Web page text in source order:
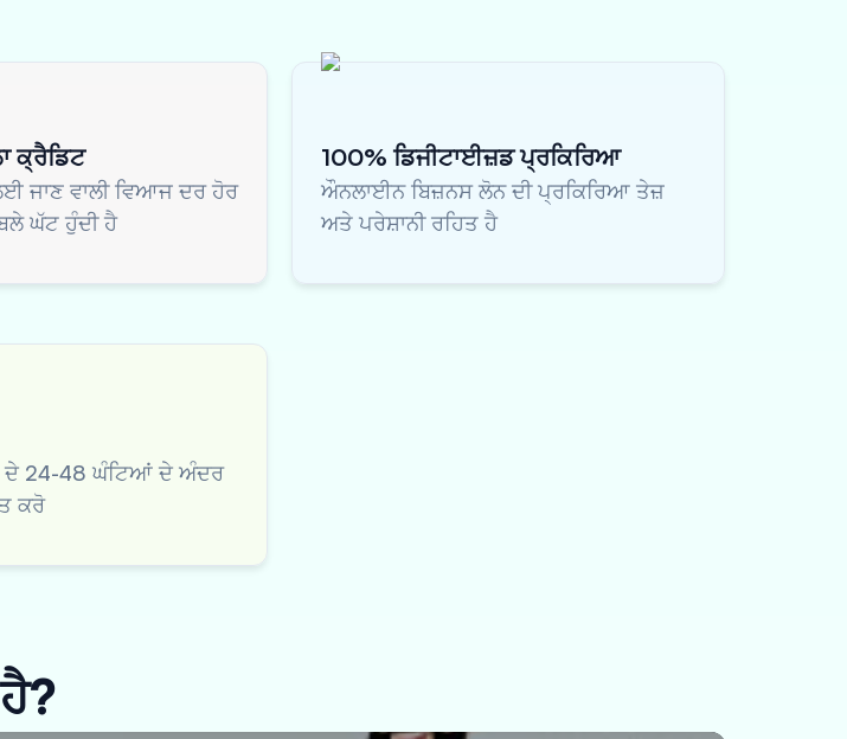
ਕ੍ਰੈਡਿਟ
ਜਾਣ ਵਾਲੀ ਵਿਆਜ ਦਰ ਹੋਰ
ਘੱਟ ਹੁੰਦੀ ਹੈ
100% ਡਿਜੀਟਾਈਜ਼ਡ ਪ੍ਰਕਿਰਿਆ
ਔਨਲਾਈਨ ਬਿਜ਼ਨਸ ਲੋਨ ਦੀ ਪ੍ਰਕਿਰਿਆ ਤੇਜ਼
ਅਤੇ ਪਰੇਸ਼ਾਨੀ ਰਹਿਤ ਹੈ
ਦੇ 24-48 ਘੰਟਿਆਂ ਦੇ ਅੰਦਰ
ਕਰੋ